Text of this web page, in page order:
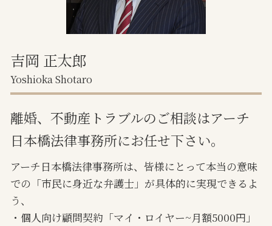
家賃滞納 保証会社
吉岡 正太郎
Yoshioka Shotaro
離婚、不動産トラブルのご相談はアーチ
日本橋法律事務所にお任せ下さい。
アーチ日本橋法律事務所は、皆様にとって本当の意味
での「市民に身近な弁護士」が具体的に実現できるよ
う、
・個人向け顧問契約「マイ・ロイヤー~月額5000円」